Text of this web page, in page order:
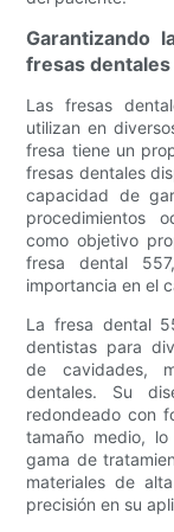
Garantizando
fresas dentales
Las fresas
utilizan en
fresa tiene un
fresas dentales
capacidad de
procedimientos
como objetivo
fresa dental
importancia en el
La fresa dental
dentistas para
de cavidades,
dentales. Su
redondeado con
tamaño medio,
gama de
materiales de
precisión en su